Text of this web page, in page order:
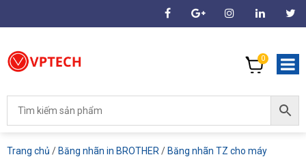
0
Trang chủ / Băng nhãn in BROTHER / Băng nhãn TZ cho máy